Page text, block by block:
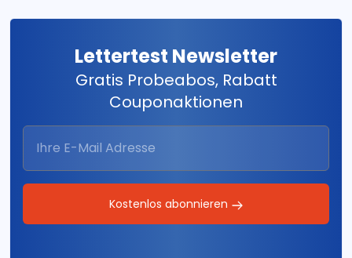
Lettertest Newsletter
Gratis Probeabos, Rabatt
Couponaktionen
Kostenlos abonnieren